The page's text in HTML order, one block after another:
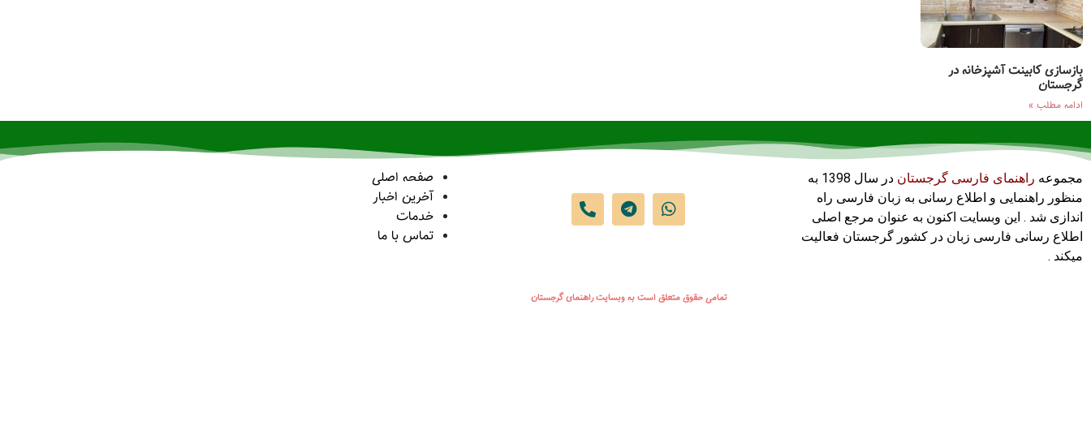
بازسازی کابینت آشپزخانه در
گرجستان
ادامه مطلب »
مجموعه راهنمای فارسی گرجستان
در سال 1398 به
منظور راهنمایی و اطلاع رسانی به زبان فارسی راه
اندازی شد . این وبسایت اکنون به عنوان مرجع اصلی
اطلاع رسانی فارسی زبان در کشور گرجستان فعالیت
میکند .
صفحه اصلی
آخرین اخبار
خدمات
تماس با ما
تمامی حقوق متعلق است به وبسایت راهنمای گرجستان